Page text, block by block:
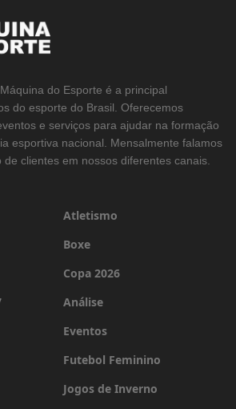
do Esporte é a principal
do esporte do Brasil. Oferecemos
e serviços para ajudar na formação
esportiva nacional. Mensalmente falamos
clientes em nossos diferentes canais.
Atletismo
Boxe
Copa 2026
Análise
Eventos
Futebol Feminino
Jogos de Inverno